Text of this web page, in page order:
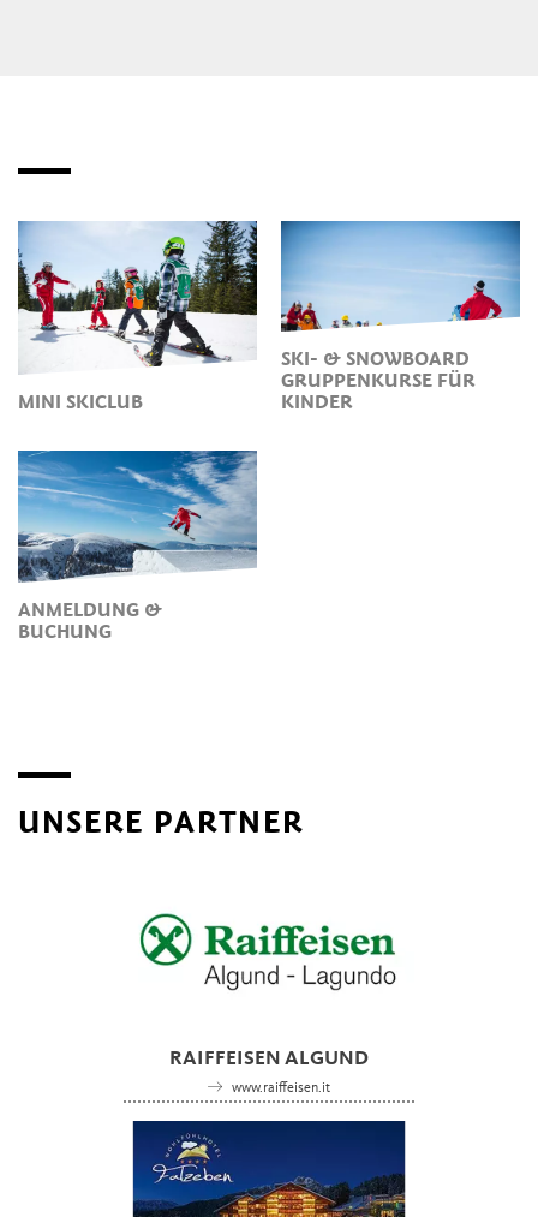
MINI SKICLUB
SKI- & SNOWBOARD
GRUPPENKURSE FÜR
KINDER
ANMELDUNG &
BUCHUNG
UNSERE PARTNER
RAIFFEISEN ALGUND
www.raiffeisen.it